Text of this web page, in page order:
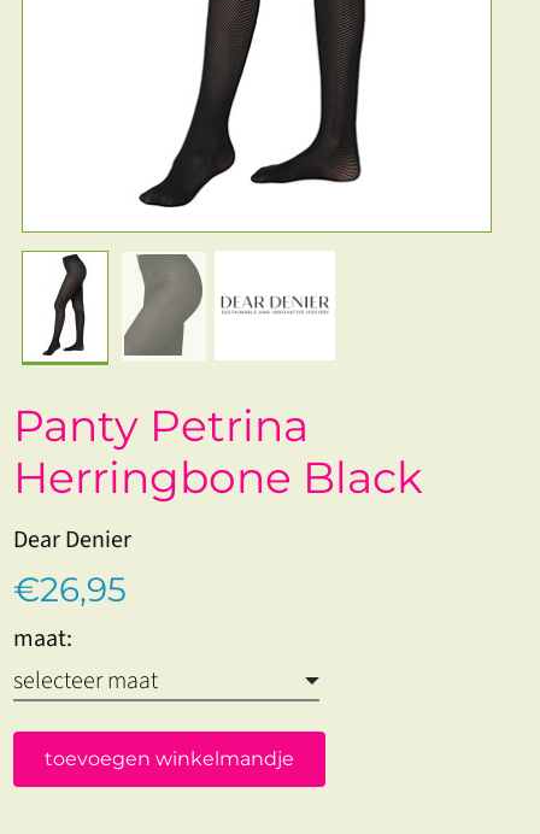
Panty Petrina
Herringbone Black
Dear Denier
€26,95
maat:
toevoegen winkelmandje